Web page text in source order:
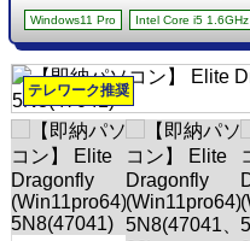
Windows11 Pro Intel Core i5 1.6GHz
テレワーク推奨